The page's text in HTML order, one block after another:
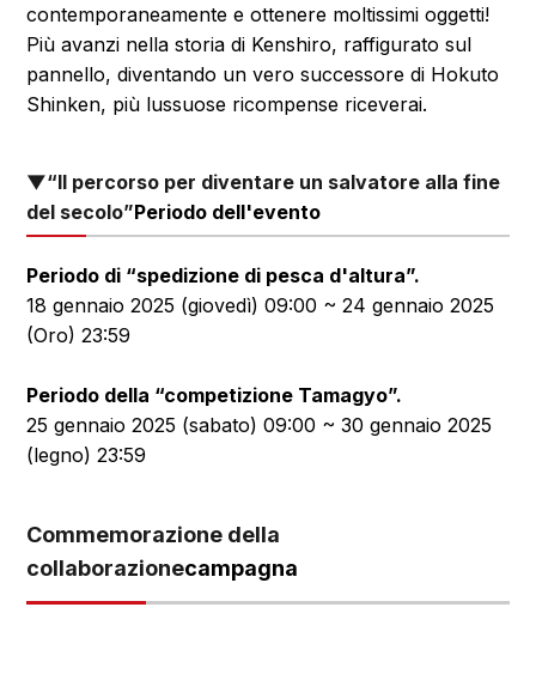
contemporaneamente e ottenere moltissimi oggetti!
Più avanzi nella storia di Kenshiro, raffigurato sul
pannello, diventando un vero successore di Hokuto
Shinken, più lussuose ricompense riceverai.
▼“Il percorso per diventare un salvatore alla fine
del secolo”Periodo dell'evento
Periodo di “spedizione di pesca d'altura”.
18 gennaio 2025 (giovedì) 09:00 ~ 24 gennaio 2025
(Oro) 23:59
Periodo della “competizione Tamagyo”.
25 gennaio 2025 (sabato) 09:00 ~ 30 gennaio 2025
(legno) 23:59
Commemorazione della
collaborazionecampagna